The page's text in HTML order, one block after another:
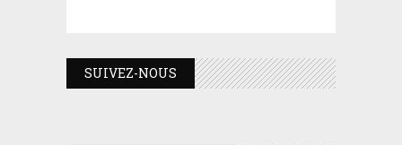
SUIVEZ-NOUS